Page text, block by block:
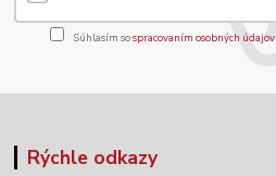
Súhlasím sospracovaním osobných údajov
Rýchle odkazy